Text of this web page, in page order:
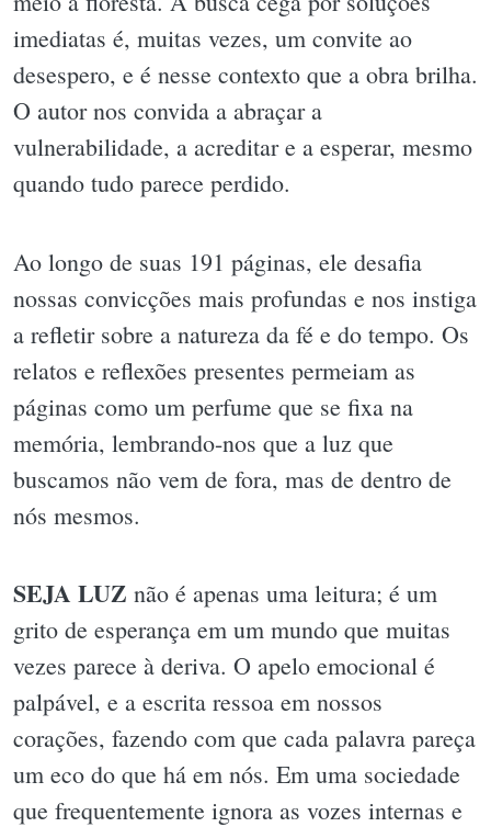
imediatas é, muitas vezes, um convite ao
desespero, e é nesse contexto que a obra brilha.
O autor nos convida a abraçar a
vulnerabilidade, a acreditar e a esperar, mesmo
quando tudo parece perdido.
Ao longo de suas 191 páginas, ele desafia
nossas convicções mais profundas e nos instiga
a refletir sobre a natureza da fé e do tempo. Os
relatos e reflexões presentes permeiam as
páginas como um perfume que se fixa na
memória, lembrando-nos que a luz que
buscamos não vem de fora, mas de dentro de
nós mesmos.
SEJA LUZ não é apenas uma leitura; é um
grito de esperança em um mundo que muitas
vezes parece à deriva. O apelo emocional é
palpável, e a escrita ressoa em nossos
corações, fazendo com que cada palavra pareça
um eco do que há em nós. Em uma sociedade
que frequentemente ignora as vozes internas e